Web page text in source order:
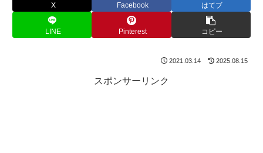
X Facebook はてブ
LINE Pinterest コピー
2021.03.14 2025.08.15
スポンサーリンク